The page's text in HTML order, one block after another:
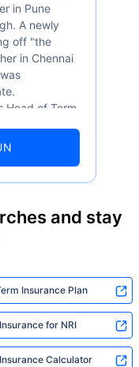
in Pune
A newly
off "the
in Chennai
Head of Term
are aware
needed
it simply,
people aren't
waiting for
what we're
and stay
Insurance Plan
for NRI
Calculator